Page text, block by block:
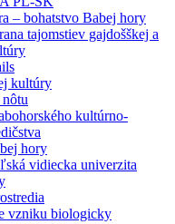
– bohatstvo Babej hory
tajomstiev gajdošškej a
kultúry
kultúrno-
hory
vidiecka univerzita
vzniku biologicky